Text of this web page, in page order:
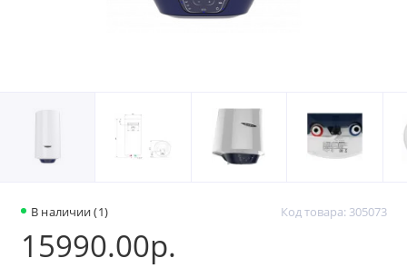
В наличии (1) Код товара: 305073
15990.00р.